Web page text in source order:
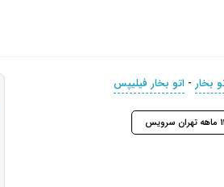
بخار - اتو بخار فیلیپس